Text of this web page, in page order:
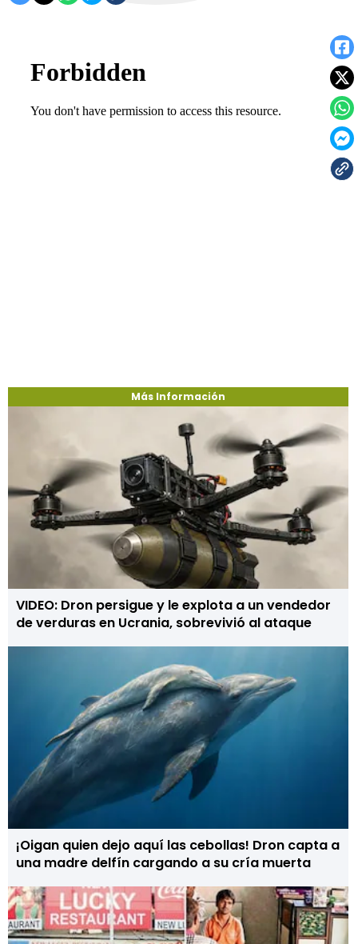
Más Información
VIDEO: Dron persigue y le explota a un vendedor
de verduras en Ucrania, sobrevivió al ataque
¡Oigan quien dejo aquí las cebollas! Dron capta a
una madre delfín cargando a su cría muerta